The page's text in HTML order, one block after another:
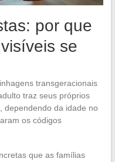
por que
se
transgeracionais
traz seus próprios
dependendo da idade no
os códigos
que as famílias